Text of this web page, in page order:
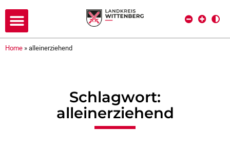
Home »alleinerziehend
Schlagwort:
alleinerziehend